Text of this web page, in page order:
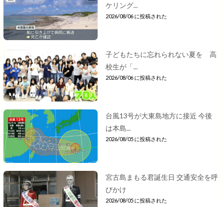
ケリング...
2026/08/06 に投稿された
子どもたちに忘れられない夏を 高
校生が「...
2026/08/06 に投稿された
台風13号が大東島地方に接近 今後
は本島...
2026/08/05 に投稿された
宮古島まもる君誕生日 交通安全を呼
びかけ
2026/08/05 に投稿された